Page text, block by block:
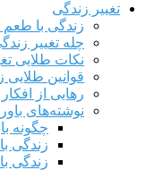
تغییر زندگی
زندگی با طعم
چله تغییر
نکات طلایی
قوانین
رهایی از
نوشته‌های
چگونه
زندگی
زندگی